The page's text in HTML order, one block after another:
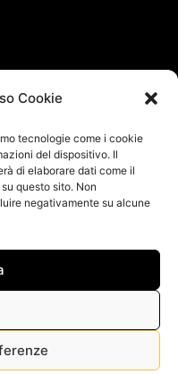
Cookie
tecnologie come i cookie
del dispositivo. Il
di elaborare dati come il
questo sito. Non
negativamente su alcune
by